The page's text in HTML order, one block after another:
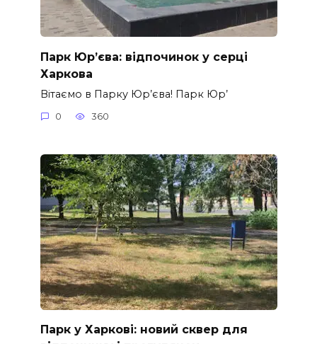
Парк Юр’єва: відпочинок у серці
Харкова
Вітаємо в Парку Юр’єва! Парк Юр’
0 360
Парк у Харкові: новий сквер для